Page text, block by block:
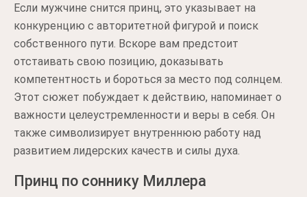
Если мужчине снится принц, это указывает на
конкуренцию с авторитетной фигурой и поиск
собственного пути. Вскоре вам предстоит
отстаивать свою позицию, доказывать
компетентность и бороться за место под солнцем.
Этот сюжет побуждает к действию, напоминает о
важности целеустремленности и веры в себя. Он
также символизирует внутреннюю работу над
развитием лидерских качеств и силы духа.
Принц по соннику Миллера